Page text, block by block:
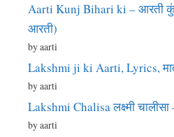
Aarti Kunj Bihari ki – आरती कुंज
आरती)
by aarti
Lakshmi ji ki Aarti, Lyrics,
by aarti
Lakshmi Chalisa लक्ष्मी
by aarti